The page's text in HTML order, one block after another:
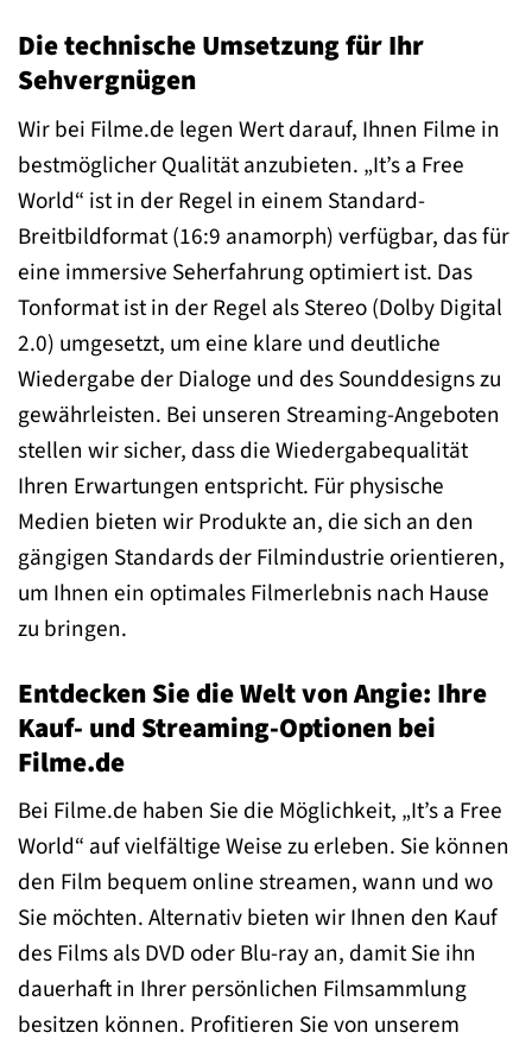
Die technische Umsetzung für Ihr
Sehvergnügen
Wir bei Filme.de legen Wert darauf, Ihnen Filme in
bestmöglicher Qualität anzubieten. „It’s a Free
World“ ist in der Regel in einem Standard-
Breitbildformat (16:9 anamorph) verfügbar, das für
eine immersive Seherfahrung optimiert ist. Das
Tonformat ist in der Regel als Stereo (Dolby Digital
2.0) umgesetzt, um eine klare und deutliche
Wiedergabe der Dialoge und des Sounddesigns zu
gewährleisten. Bei unseren Streaming-Angeboten
stellen wir sicher, dass die Wiedergabequalität
Ihren Erwartungen entspricht. Für physische
Medien bieten wir Produkte an, die sich an den
gängigen Standards der Filmindustrie orientieren,
um Ihnen ein optimales Filmerlebnis nach Hause
zu bringen.
Entdecken Sie die Welt von Angie: Ihre
Kauf- und Streaming-Optionen bei
Filme.de
Bei Filme.de haben Sie die Möglichkeit, „It’s a Free
World“ auf vielfältige Weise zu erleben. Sie können
den Film bequem online streamen, wann und wo
Sie möchten. Alternativ bieten wir Ihnen den Kauf
des Films als DVD oder Blu-ray an, damit Sie ihn
dauerhaft in Ihrer persönlichen Filmsammlung
besitzen können. Profitieren Sie von unserem